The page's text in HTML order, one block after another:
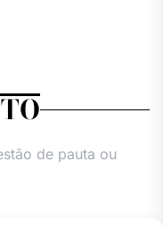
de pauta ou